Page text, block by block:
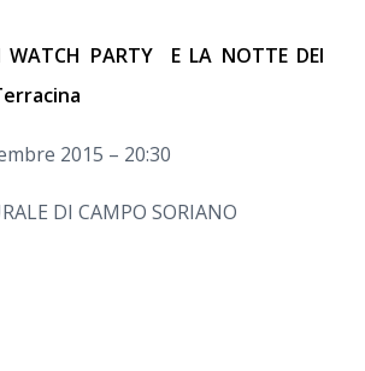
PARTY E LA NOTTE DEI
2015 – 20:30
DI CAMPO SORIANO